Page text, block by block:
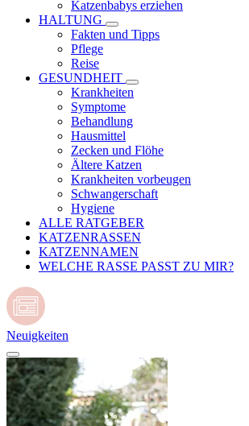
Katzenbabys erziehen
HALTUNG
Fakten und Tipps
Pflege
Reise
GESUNDHEIT
Krankheiten
Symptome
Behandlung
Hausmittel
Zecken und Flöhe
Ältere Katzen
Krankheiten vorbeugen
Schwangerschaft
Hygiene
ALLE RATGEBER
KATZENRASSEN
KATZENNAMEN
WELCHE RASSE PASST ZU MIR?
Neuigkeiten